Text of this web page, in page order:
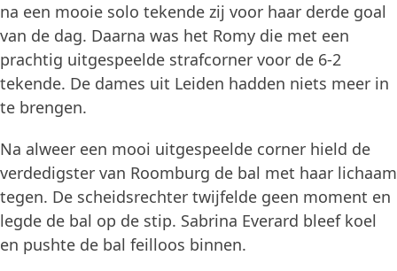
na een mooie solo tekende zij voor haar derde goal
van de dag. Daarna was het Romy die met een
prachtig uitgespeelde strafcorner voor de 6-2
tekende. De dames uit Leiden hadden niets meer in
te brengen.
Na alweer een mooi uitgespeelde corner hield de
verdedigster van Roomburg de bal met haar lichaam
tegen. De scheidsrechter twijfelde geen moment en
legde de bal op de stip. Sabrina Everard bleef koel
en pushte de bal feilloos binnen.